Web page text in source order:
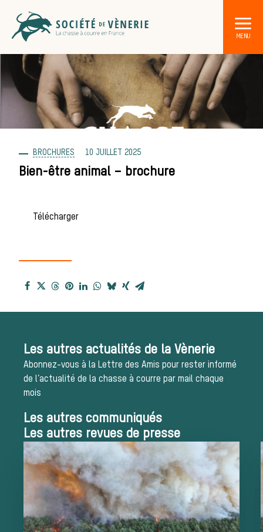
DÉCOUVRIR LA CHASSE À COURRE
Les acteurs de la vènerie
Les chiens de meute
chasse
Les veneurs
Chasser les idées
reçues
Bien-être animal
Héritage
BROCHURES 10 JUILLET 2025
Bien-être animal – brochure
Télécharger
Les autres actualités de la Vènerie
Abonnez-vous à la Lettre des Amis pour rester informé
de l’actualité de la chasse à courre par mail chaque
mois
Les autres communiqués
Les autres revues de presse